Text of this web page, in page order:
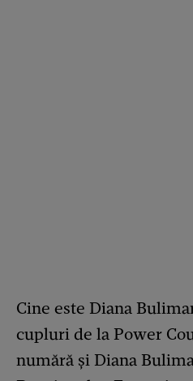
Cine este Diana
cupluri de la Power
numără și Diana